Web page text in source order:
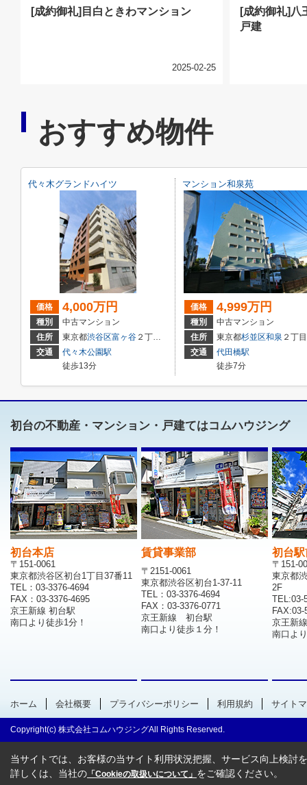
[成約御礼]目白ときわマンション
2025-02-25
[成約御礼]八
戸建
おすすめ物件
代々木グランドハイツ
価格 4,000万円
種別
中古マンション
住所
東京都渋谷区富ヶ谷 ２丁目14-4
交通
代々木公園駅
徒歩13分
マンション和泉苑
価格 4,999万円
種別
中古マンション
住所
東京都杉並区和泉 ２丁目５－44
交通
代田橋駅
徒歩7分
初台の不動産・マンション・戸建てはコムハウジング
初台本店
〒151-0061
東京都渋谷区初台1丁目37番11
TEL：03-3376-4694
FAX：03-3376-4695
京王新線 初台駅
南口より徒歩1分！
賃貸事業部
〒2151-0061
東京都渋谷区初台1-37-11
TEL：03-3376-4694
FAX：03-3376-0771
京王新線 初台駅
南口より徒歩１分！
初台
〒151-
東京都
2F
TEL:03-
FAX:03-
京王新
南口よ
ホーム 会社概要 プライバシーポリシー 利用規約 サイト
Copyright(c) 株式会社コムハウジングAll Rights Reserved.
当サイトでは、お客様の当サイト利用状況把握、サービス向上検討
詳しくは、当社の 「Cookieの取扱いについて」 をご確認ください。